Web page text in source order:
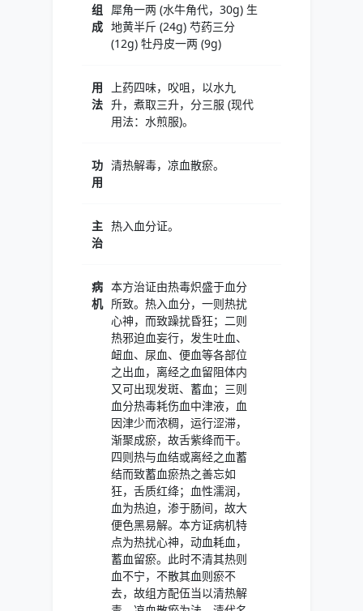
组
成
犀角一两 (水牛角代，30g) 生
地黄半斤 (24g) 芍药三分
(12g) 牡丹皮一两 (9g)
用
法
上药四味，㕮咀，以水九
升，煮取三升，分三服 (现代
用法：水煎服)。
功
用
清热解毒，凉血散瘀。
主
治
热入血分证。
病
机
本方治证由热毒炽盛于血分
所致。热入血分，一则热扰
心神，而致躁扰昏狂；二则
热邪迫血妄行，发生吐血、
衄血、尿血、便血等各部位
之出血，离经之血留阻体内
又可出现发斑、蓄血；三则
血分热毒耗伤血中津液，血
因津少而浓稠，运行涩滞，
渐聚成瘀，故舌紫绛而干。
四则热与血结或离经之血蓄
结而致蓄血瘀热之善忘如
狂，舌质红绛；血性濡润，
血为热迫，渗于肠间，故大
便色黑易解。本方证病机特
点为热扰心神，动血耗血，
蓄血留瘀。此时不清其热则
血不宁，不散其血则瘀不
去，故组方配伍当以清热解